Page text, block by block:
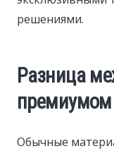
решениями.
Разница
премиумом
Обычные